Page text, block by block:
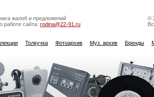
жалоб и предложений
работе сайта: rodina@22-91.ru
©
Толкучка Фотоархив Муз. архив Бренды